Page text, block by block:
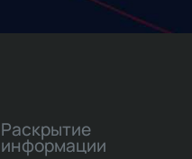
Раскрытие
информации